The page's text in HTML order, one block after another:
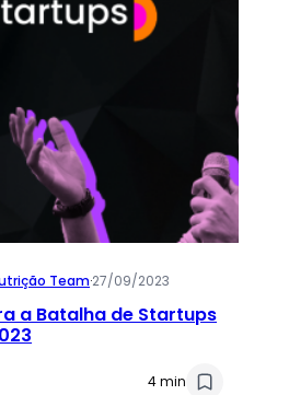
Team·27/09/2023
a Batalha de Startups
4 min